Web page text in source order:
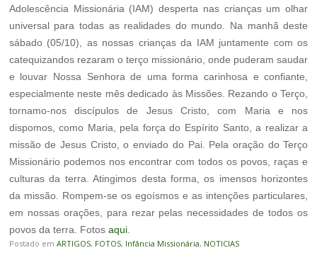
Adolescência Missionária (IAM) desperta nas crianças um olhar
universal para todas as realidades do mundo. Na manhã deste
sábado (05/10), as nossas crianças da IAM juntamente com os
catequizandos rezaram o terço missionário, onde puderam saudar
e louvar Nossa Senhora de uma forma carinhosa e confiante,
especialmente neste mês dedicado às Missões. Rezando o Terço,
tornamo-nos discípulos de Jesus Cristo, com Maria e nos
dispomos, como Maria, pela força do Espírito Santo, a realizar a
missão de Jesus Cristo, o enviado do Pai. Pela oração do Terço
Missionário podemos nos encontrar com todos os povos, raças e
culturas da terra. Atingimos desta forma, os imensos horizontes
da missão. Rompem-se os egoísmos e as intenções particulares,
em nossas orações, para rezar pelas necessidades de todos os
povos da terra. Fotos aqui.
Postado em ARTIGOS, FOTOS, Infância Missionária, NOTICIAS